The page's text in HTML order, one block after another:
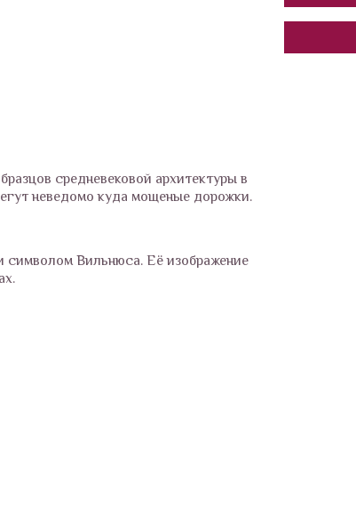
средневековой архитектуры в
неведомо куда мощеные дорожки.
символом Вильнюса. Её изображение